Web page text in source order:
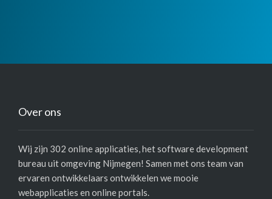
Over ons
Wij zijn 302 online applicaties, het software development
bureau uit omgeving Nijmegen! Samen met ons team van
ervaren ontwikkelaars ontwikkelen we mooie
webapplicaties en online portals.